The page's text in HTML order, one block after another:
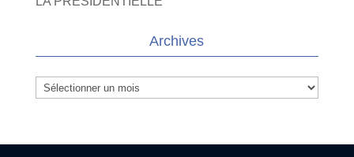
Archives
Archives